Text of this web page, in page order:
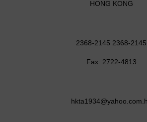
HONG KONG
2368-2145 2368-2145
Fax: 2722-4813